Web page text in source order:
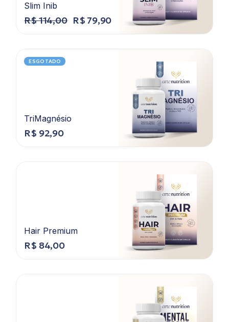
Slim Inib
R$114,00 R$ 79,90
ESGOTADO
TriMagnésio
R$ 92,90
Hair Premium
R$ 84,00